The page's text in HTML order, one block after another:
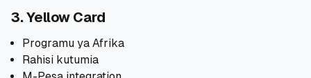
3. Yellow Card
Programu ya Afrika
Rahisi kutumia